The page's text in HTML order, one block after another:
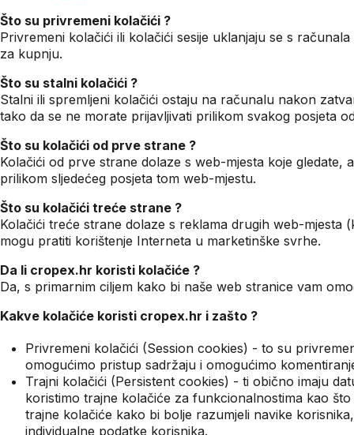
Što su privremeni kolačići ?
Privremeni kolačići ili kolačići sesije uklanjaju se s
za kupnju.
Što su stalni kolačići ?
Stalni ili spremljeni kolačići ostaju na računalu nakon
tako da se ne morate prijavljivati prilikom svakog posjeta
Što su kolačići od prve strane ?
Kolačići od prve strane dolaze s web-mjesta koje
prilikom sljedećeg posjeta tom web-mjestu.
Što su kolačići treće strane ?
Kolačići treće strane dolaze s reklama drugih web-mjesta
mogu pratiti korištenje Interneta u marketinške svrhe.
Da li cropex.hr koristi kolačiće ?
Da, s primarnim ciljem kako bi naše web stranice vam
Kakve kolačiće koristi cropex.hr i zašto ?
Privremeni kolačići (Session cookies) - to su
omogućimo pristup sadržaju i omogućimo
Trajni kolačići (Persistent cookies) - ti obično imaju
koristimo trajne kolačiće za funkcionalnostima kao
trajne kolačiće kako bi bolje razumjeli navike
individualne podatke korisnika.